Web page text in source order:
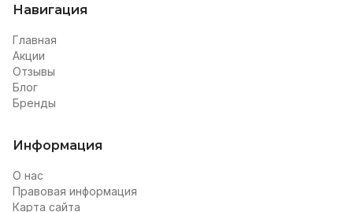
Навигация
Главная
Акции
Отзывы
Блог
Бренды
Информация
О нас
Правовая информация
Карта сайта